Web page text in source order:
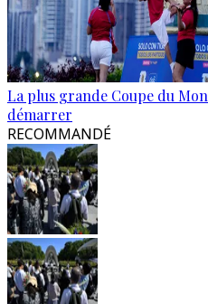
La plus grande Coupe du
démarrer
RECOMMANDÉ